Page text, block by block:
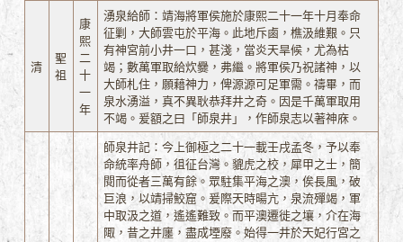
清
聖
祖
康
熙
二
十
一
年
湧泉給師：靖海將軍侯施於康熙二十一年十月奉命
征剿，大師雲屯於平海。此地斥鹵，樵汲維艱。只
有神宮前小井一口，甚淺，當炎天旱候，尤為枯
竭；數萬軍取給炊爨，弗繼。將軍侯乃祝諸神，以
大師札住，願藉神力，俾源源可足軍需。禱畢，而
泉水湧溢，真不異耿恭拜井之奇。因是千萬軍取用
不竭。爰額之曰「師泉井」，作師泉志以著神庥。
師泉井記：今上御極之二十一載壬戌孟冬，予以奉
命統率舟師，徂征台灣。貔虎之校，犀甲之士，簡
閱而從者三萬有餘。眾駐集平海之澳，俟長風，破
巨浪，以靖掃鮫窟。爰際天時暘亢，泉流殫竭，軍
中取汲之道，遙遙難致。而平澳遷徙之壤，介在海
陬，昔之井廛，盡成堙廢。始得一井於天妃行宮之